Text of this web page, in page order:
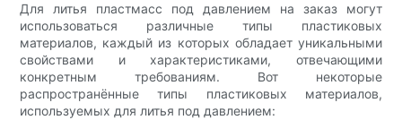
Для литья пластмасс под давлением на заказ могут
использоваться различные типы пластиковых
материалов, каждый из которых обладает уникальными
свойствами и характеристиками, отвечающими
конкретным требованиям. Вот некоторые
распространённые типы пластиковых материалов,
используемых для литья под давлением: